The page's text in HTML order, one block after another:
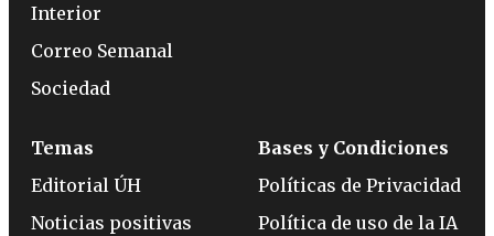
Interior
Correo Semanal
Sociedad
Temas
Editorial ÚH
Noticias positivas
Bases y Condiciones
Políticas de Privacidad
Política de uso de la IA